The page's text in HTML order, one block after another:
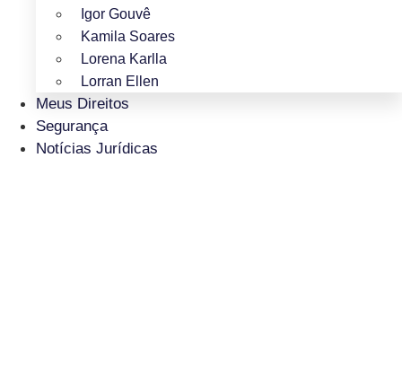
Igor Gouvê
Kamila Soares
Lorena Karlla
Lorran Ellen
Meus Direitos
Segurança
Notícias Jurídicas